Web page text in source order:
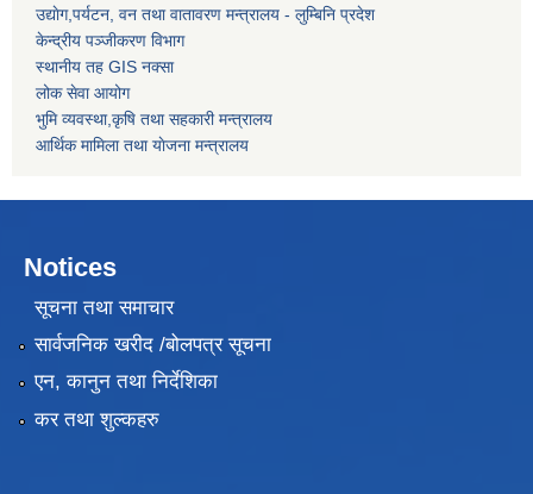
उद्याेग,पर्यटन, वन तथा वातावरण मन्त्रालय - लुम्बिनि प्रदेश
केन्द्रीय पञ्जीकरण विभाग
स्थानीय तह GIS नक्सा
लोक सेवा आयोग
भुमि व्यवस्था,कृषि तथा सहकारी मन्त्रालय
आर्थिक मामिला तथा याेजना मन्त्रालय
Notices
सूचना तथा समाचार
सार्वजनिक खरीद /बोलपत्र सूचना
एन, कानुन तथा निर्देशिका
कर तथा शुल्कहरु